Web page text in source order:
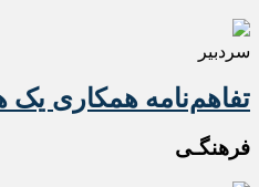
سردبیر
تفاهم‌نامه همکاری
فرهنگـی